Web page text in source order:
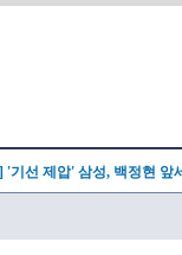
'기선 제압' 삼성, 백정현 앞